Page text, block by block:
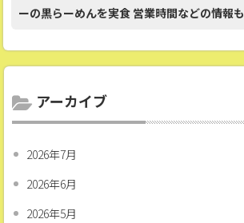
ーの黒らーめんを実食 営業時間などの情報も
アーカイブ
2026年7月
2026年6月
2026年5月